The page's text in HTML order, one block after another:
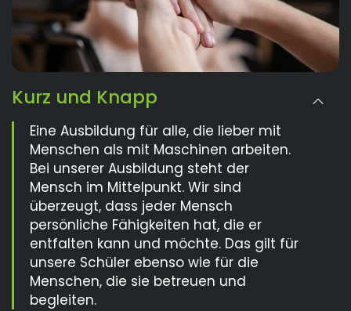
Kurz und Knapp
Eine Ausbildung für alle, die lieber mit
Menschen als mit Maschinen arbeiten.
Bei unserer Ausbildung steht der
Mensch im Mittelpunkt. Wir sind
überzeugt, dass jeder Mensch
persönliche Fähigkeiten hat, die er
entfalten kann und möchte. Das gilt für
unsere Schüler ebenso wie für die
Menschen, die sie betreuen und
begleiten.